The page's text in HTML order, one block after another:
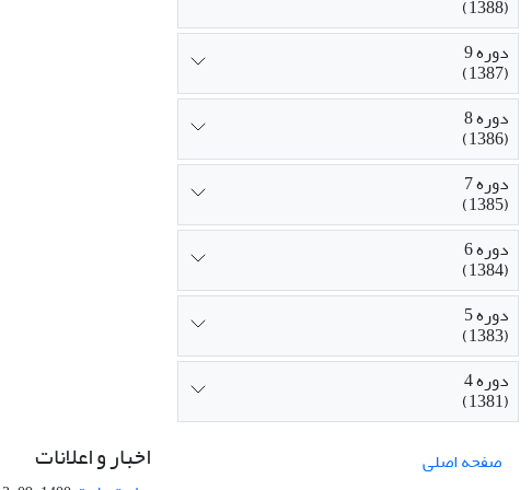
(1388)
دوره 9
(1387)
دوره 8
(1386)
دوره 7
(1385)
دوره 6
(1384)
دوره 5
(1383)
دوره 4
(1381)
صفحه اصلی
اخبار و اعلانات